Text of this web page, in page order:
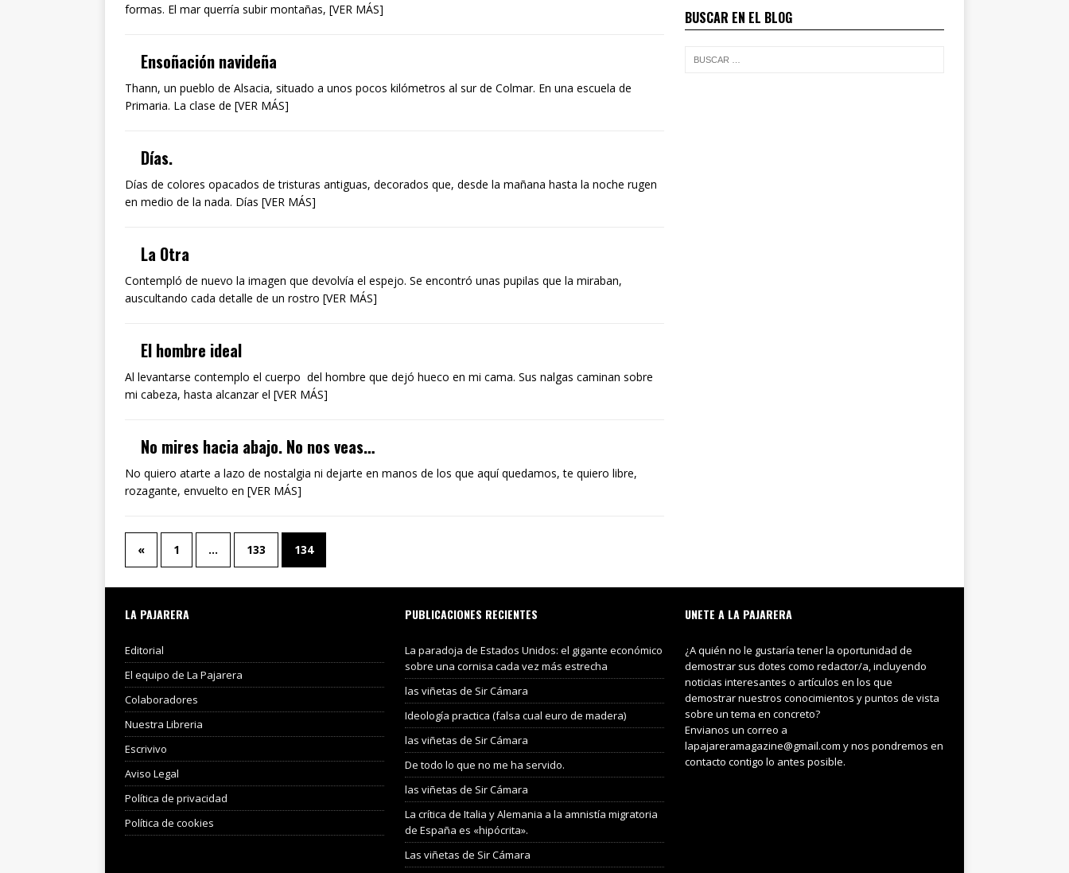
formas. El mar querría subir montañas, [VER MÁS]
Ensoñación navideña
Thann, un pueblo de Alsacia, situado a unos pocos kilómetros al sur de Colmar. En una escuela de
Primaria. La clase de [VER MÁS]
Días.
Días de colores opacados de tristuras antiguas, decorados que, desde la mañana hasta la noche rugen
en medio de la nada. Días [VER MÁS]
La Otra
Contempló de nuevo la imagen que devolvía el espejo. Se encontró unas pupilas que la miraban,
auscultando cada detalle de un rostro [VER MÁS]
El hombre ideal
Al levantarse contemplo el cuerpo del hombre que dejó hueco en mi cama. Sus nalgas caminan sobre
mi cabeza, hasta alcanzar el [VER MÁS]
No mires hacia abajo. No nos veas…
No quiero atarte a lazo de nostalgia ni dejarte en manos de los que aquí quedamos, te quiero libre,
rozagante, envuelto en [VER MÁS]
« 1 … 133 134
BUSCAR EN EL BLOG
LA PAJARERA
Editorial
El equipo de La Pajarera
Colaboradores
Nuestra Libreria
Escrivivo
Aviso Legal
Política de privacidad
Política de cookies
PUBLICACIONES RECIENTES
La paradoja de Estados Unidos: el gigante económico
sobre una cornisa cada vez más estrecha
las viñetas de Sir Cámara
Ideología practica (falsa cual euro de madera)
las viñetas de Sir Cámara
De todo lo que no me ha servido.
las viñetas de Sir Cámara
La crítica de Italia y Alemania a la amnistía migratoria
de España es «hipócrita».
Las viñetas de Sir Cámara
UNETE A LA PAJARERA
¿A quién no le gustaría tener la oportunidad de
demostrar sus dotes como redactor/a, incluyendo
noticias interesantes o artículos en los que
demostrar nuestros conocimientos y puntos de vista
sobre un tema en concreto?
Envianos un correo a
lapajareramagazine@gmail.com y nos pondremos en
contacto contigo lo antes posible.